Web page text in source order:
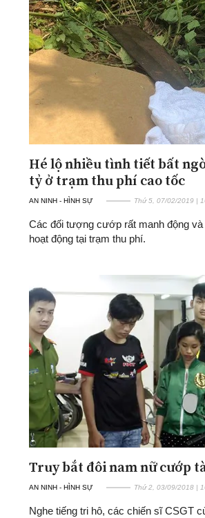
Hé lộ nhiều tình tiết bất
tỷ ở trạm thu phí cao tốc
AN NINH - HÌNH SỰ Thứ 5, 07/02/2019 |
Các đối tượng cướp rất manh động
hoạt động tại trạm thu phí.
Truy bắt đôi nam nữ cướp
AN NINH - HÌNH SỰ Thứ 2, 03/09/2018 |
Nghe tiếng tri hô, các chiến sĩ CSGT